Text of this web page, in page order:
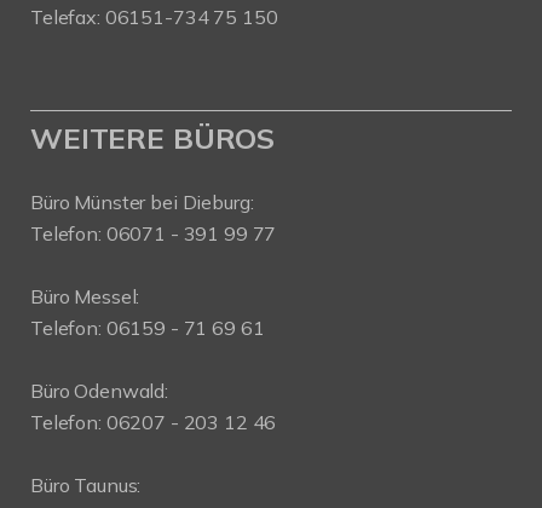
Telefax: 06151-734 75 150
WEITERE BÜROS
Büro Münster bei Dieburg:
Telefon: 06071 - 391 99 77
Büro Messel:
Telefon: 06159 - 71 69 61
Büro Odenwald:
Telefon: 06207 - 203 12 46
Büro Taunus: